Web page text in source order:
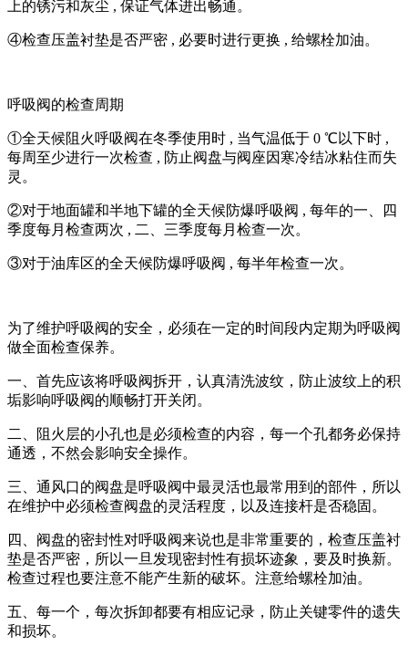
上的锈污和灰尘 , 保证气体进出畅通。
④检查压盖衬垫是否严密 , 必要时进行更换 , 给螺栓加油。
呼吸阀的检查周期
①全天候阻火呼吸阀在冬季使用时 , 当气温低于 0 ℃以下时 ,
每周至少进行一次检查 , 防止阀盘与阀座因寒冷结冰粘住而失
灵。
②对于地面罐和半地下罐的全天候防爆呼吸阀 , 每年的一、四
季度每月检查两次 , 二、三季度每月检查一次。
③对于油库区的全天候防爆呼吸阀 , 每半年检查一次。
为了维护呼吸阀的安全，必须在一定的时间段内定期为呼吸阀
做全面检查保养。
一、首先应该将呼吸阀拆开，认真清洗波纹，防止波纹上的积
垢影响呼吸阀的顺畅打开关闭。
二、阻火层的小孔也是必须检查的内容，每一个孔都务必保持
通透，不然会影响安全操作。
三、通风口的阀盘是呼吸阀中最灵活也最常用到的部件，所以
在维护中必须检查阀盘的灵活程度，以及连接杆是否稳固。
四、阀盘的密封性对呼吸阀来说也是非常重要的，检查压盖衬
垫是否严密，所以一旦发现密封性有损坏迹象，要及时换新。
检查过程也要注意不能产生新的破坏。注意给螺栓加油。
五、每一个，每次拆卸都要有相应记录，防止关键零件的遗失
和损坏。